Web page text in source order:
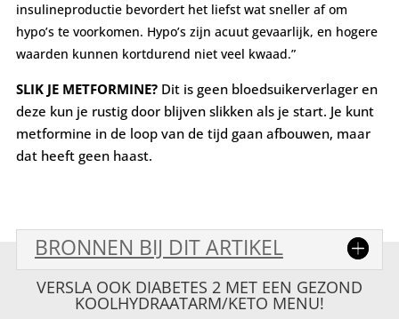
insulineproductie bevordert het liefst wat sneller af om
hypo’s te voorkomen. Hypo’s zijn acuut gevaarlijk, en hogere
waarden kunnen kortdurend niet veel kwaad.”
SLIK JE METFORMINE?Dit is geen bloedsuikerverlager en
deze kun je rustig door blijven slikken als je start. Je kunt
metformine in de loop van de tijd gaan afbouwen, maar
dat heeft geen haast.
BRONNEN BIJ DIT ARTIKEL
VERSLA OOK DIABETES 2 MET EEN GEZOND
KOOLHYDRAATARM/KETO MENU!